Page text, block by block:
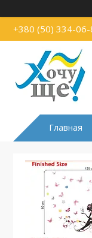
+380 (50) 334-06-
Главная